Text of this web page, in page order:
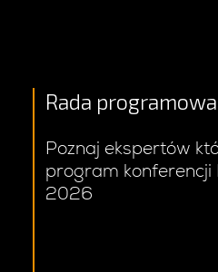
Rada programowa
Poznaj ekspertów
program konferencji
2026